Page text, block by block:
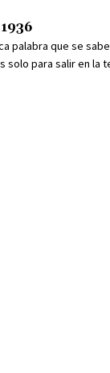
palabra que se
solo para salir en la